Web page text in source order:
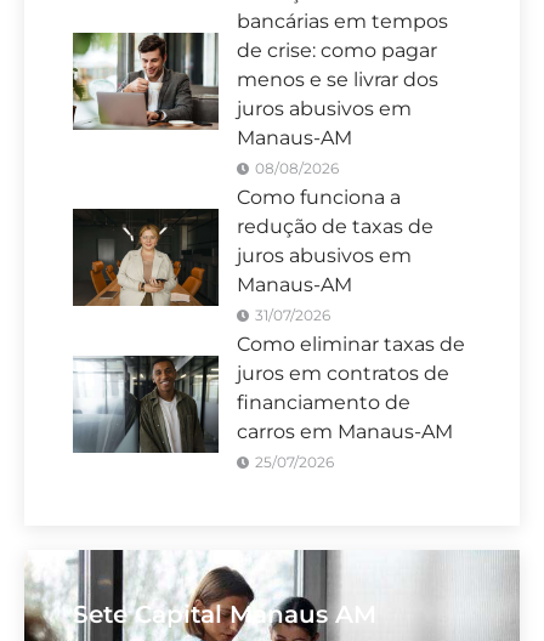
bancárias em tempos
de crise: como pagar
menos e se livrar dos
juros abusivos em
Manaus-AM
08/08/2026
Como funciona a
redução de taxas de
juros abusivos em
Manaus-AM
31/07/2026
Como eliminar taxas de
juros em contratos de
financiamento de
carros em Manaus-AM
25/07/2026
Sete Capital Manaus AM